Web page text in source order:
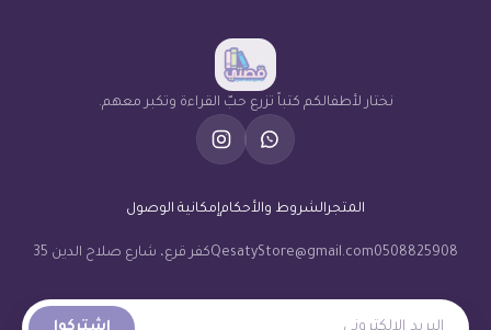
نختار لأطفالكم كتباً تزرع حبّ القراءة وتكبر معهم.
المتجرالشروط والأحكامإمكانية الوصول
0508825908
QesatyStore@gmail.comكفر قرع، شارع صلاح الدين 35
البريد الإلكتروني